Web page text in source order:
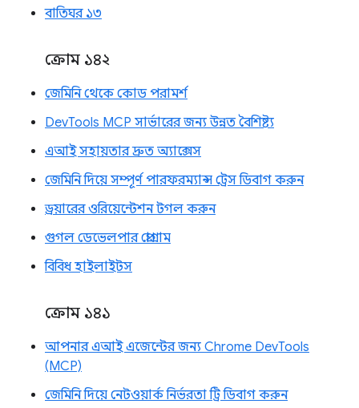
বাতিঘর ১৩
ক্রোম ১৪২
জেমিনি থেকে কোড পরামর্শ
DevTools MCP সার্ভারের জন্য উন্নত বৈশিষ্ট্য
এআই সহায়তার দ্রুত অ্যাক্সেস
জেমিনি দিয়ে সম্পূর্ণ পারফরম্যান্স ট্রেস ডিবাগ করুন
ড্রয়ারের ওরিয়েন্টেশন টগল করুন
গুগল ডেভেলপার প্রোগ্রাম
বিবিধ হাইলাইটস
ক্রোম ১৪১
আপনার এআই এজেন্টের জন্য Chrome DevTools
(MCP)
জেমিনি দিয়ে নেটওয়ার্ক নির্ভরতা ট্রি ডিবাগ করুন